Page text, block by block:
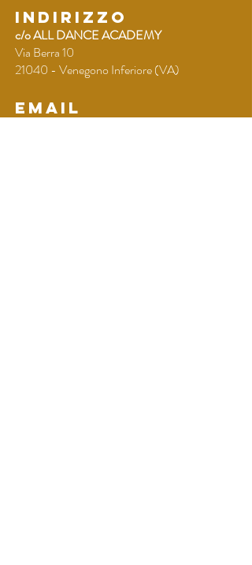
INDIRIZZO
c/o ALL DANCE ACADEMY
Via Berra 10
21040 - Venegono Inferiore (VA)
EMAIL